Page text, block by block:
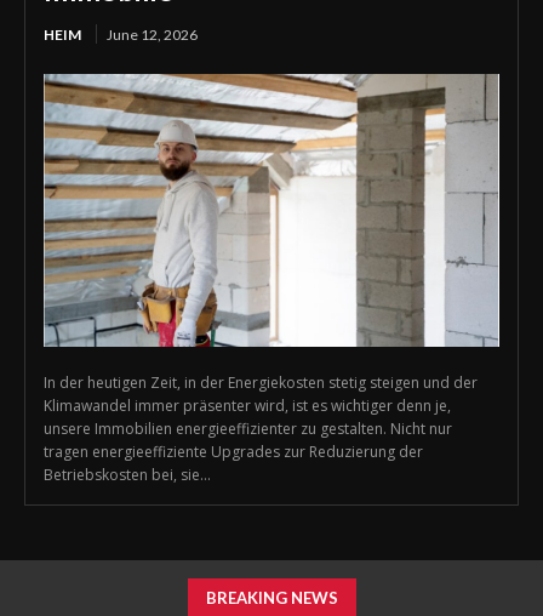
HEIM June 12, 2026
In der heutigen Zeit, in der Energiekosten stetig steigen und der
Klimawandel immer präsenter wird, ist es wichtiger denn je,
unsere Immobilien energieeffizienter zu gestalten. Nicht nur
tragen energieeffiziente Upgrades zur Reduzierung der
Betriebskosten bei, sie...
BREAKING NEWS